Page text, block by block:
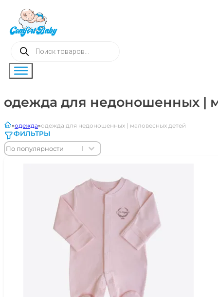
Поиск
товаров
одежда для недоношенных |
главная
одежда одежда для недоношенных | маловесных детей
ФИЛЬТРЫ
Sort
Sort content
Sort content